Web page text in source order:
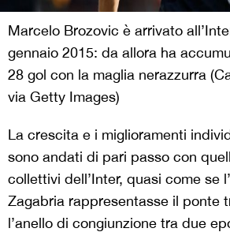
Marcelo Brozovic è arrivato
gennaio 2015: da allora ha
28 gol con la maglia nerazzurra
via Getty Images)
La crescita e i miglioramenti
sono andati di pari passo con
collettivi dell’Inter, quasi come se
Zagabria rappresentasse il ponte
l’anello di congiunzione tra due